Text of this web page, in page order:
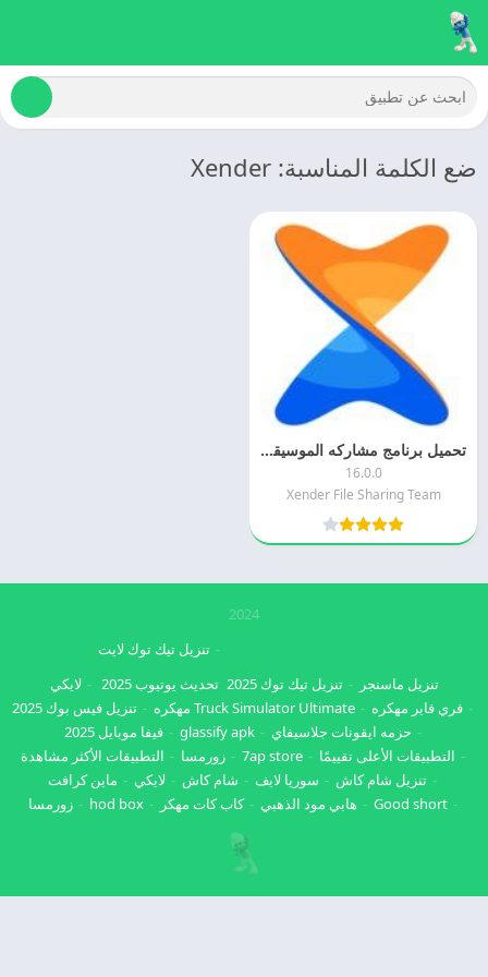
ضع الكلمة المناسبة: Xender
تحميل برنامج مشاركه الموسيقى 2025 Xender اخر اصدار مجانا
16.0.0
Xender File Sharing Team
2024
تنزيل ماسنجر تنزيل تيك توك 2025
تنزيل تيك توك لايت
تحديث يوتيوب 2025
لايكي
فري فاير مهكره
Truck Simulator Ultimate مهكره
تنزيل فيس بوك 2025
حزمه ايقونات جلاسيفاي
glassify apk
فيفا موبايل 2025
التطبيقات الأعلى تقييمًا
7ap store زورمسا
التطبيقات الأكثر مشاهدة
تنزيل شام كاش
سوريا لايف شام كاش لايكي
ماين كرافت
Good short
هابي مود الذهبي كاب كات مهكر hod box زورمسا